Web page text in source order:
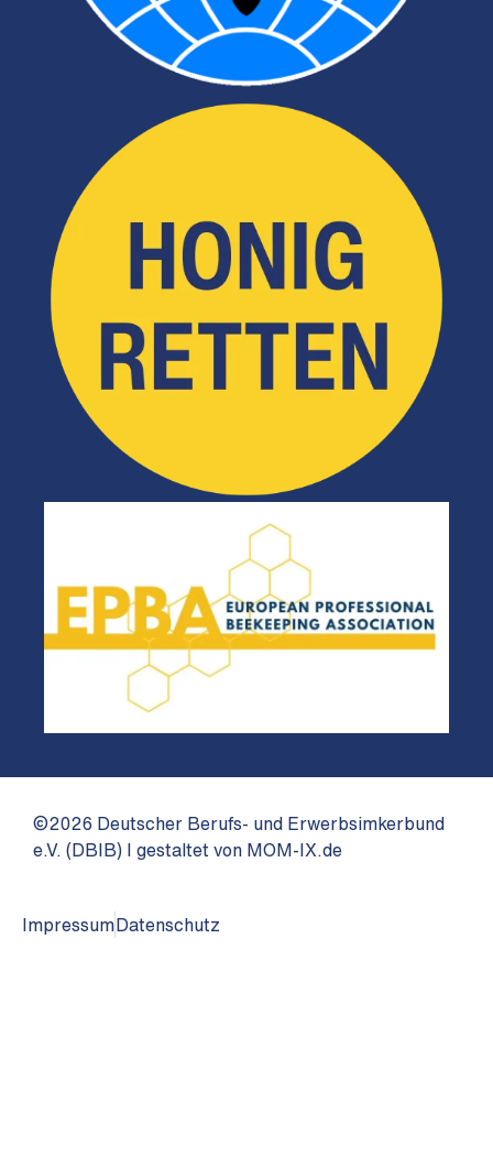
©2026 Deutscher Berufs- und Erwerbsimkerbund
e.V. (DBIB) I gestaltet von MOM-IX.de
Impressum Datenschutz